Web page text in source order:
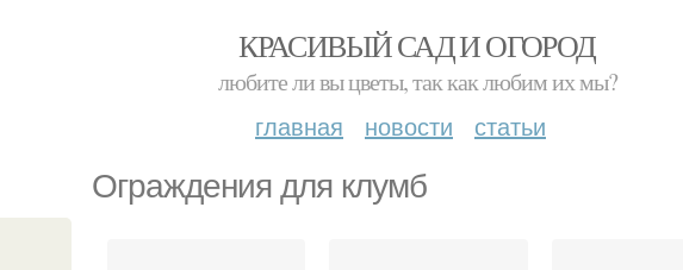
КРАСИВЫЙ САД И ОГОРОД
любите ли вы цветы, так как любим их мы?
главная новости статьи
Ограждения для клумб